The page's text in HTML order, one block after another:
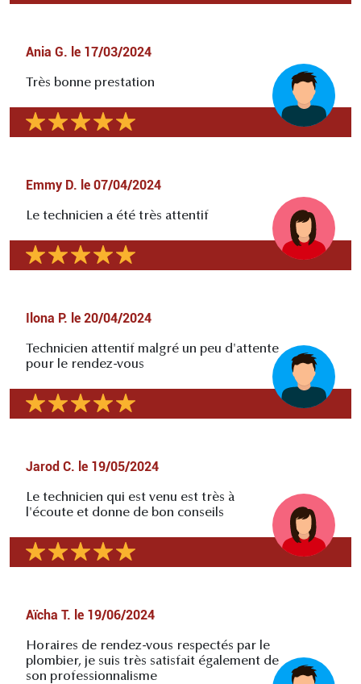
Ania G. le 17/03/2024
Très bonne prestation
Emmy D. le 07/04/2024
Le technicien a été très attentif
Ilona P. le 20/04/2024
Technicien attentif malgré un peu d'attente
pour le rendez-vous
Jarod C. le 19/05/2024
Le technicien qui est venu est très à
l'écoute et donne de bon conseils
Aïcha T. le 19/06/2024
Horaires de rendez-vous respectés par le
plombier, je suis très satisfait également de
son professionnalisme